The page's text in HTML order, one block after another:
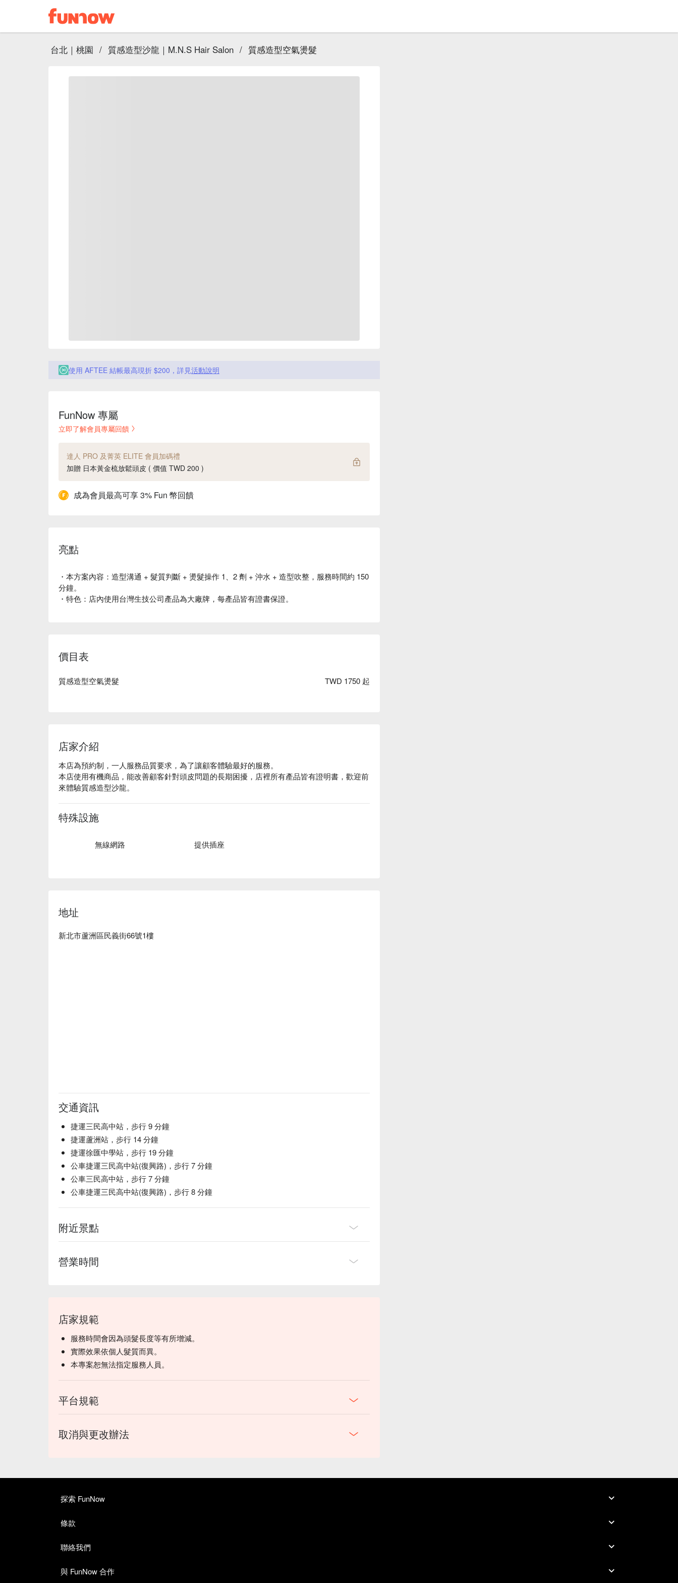
台北｜桃園 / 質感造型沙龍｜M.N.S Hair Salon / 質感造型空氣燙髮
使用 AFTEE 結帳最高現折 $200，詳見活動說明
FunNow 專屬
立即了解會員專屬回饋
達人 PRO 及菁英 ELITE 會員加碼禮
加贈 日本黃金梳放鬆頭皮 ( 價值 TWD 200 )
成為會員最高可享 3% Fun 幣回饋
亮點
・本方案內容：造型溝通 + 髮質判斷 + 燙髮操作 1、2 劑 + 沖水 + 造型吹整，服務時間約 150
分鐘。
・特色：店內使用台灣生技公司產品為大廠牌，每產品皆有證書保證。
價目表
質感造型空氣燙髮 TWD 1750 起
店家介紹
本店為預約制，一人服務品質要求，為了讓顧客體驗最好的服務。
本店使用有機商品，能改善顧客針對頭皮問題的長期困擾，店裡所有產品皆有證明書，歡迎前
來體驗質感造型沙龍。
特殊設施
無線網路 提供插座
地址
新北市蘆洲區民義街66號1樓
交通資訊
捷運三民高中站，步行 9 分鐘
捷運蘆洲站，步行 14 分鐘
捷運徐匯中學站，步行 19 分鐘
公車捷運三民高中站(復興路)，步行 7 分鐘
公車三民高中站，步行 7 分鐘
公車捷運三民高中站(復興路)，步行 8 分鐘
附近景點
營業時間
店家規範
服務時間會因為頭髮長度等有所增減。
實際效果依個人髮質而異。
本專案恕無法指定服務人員。
平台規範
取消與更改辦法
探索 FunNow
條款
聯絡我們
與 FunNow 合作